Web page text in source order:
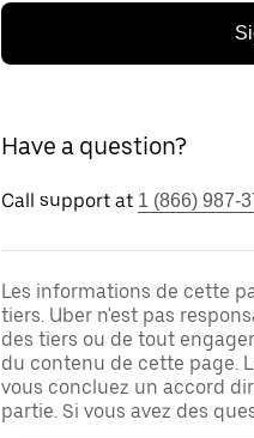
Have a question?
Call support at 1 (866) 987-
Les informations de cette
tiers. Uber n'est pas
des tiers ou de tout
du contenu de cette page.
vous concluez un accord
partie. Si vous avez des